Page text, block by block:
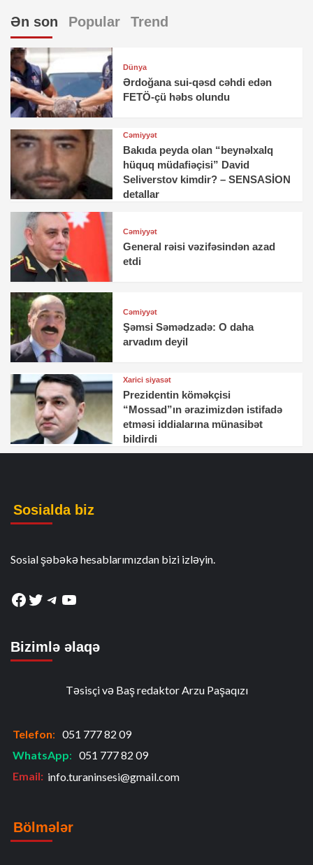
Ən son Popular Trend
Dünya
Ərdoğana sui-qəsd cəhdi edən
FETÖ-çü həbs olundu
Cəmiyyət
Bakıda peyda olan “beynəlxalq
hüquq müdafiəçisi” David
Seliverstov kimdir? – SENSASİON
detallar
Cəmiyyət
General rəisi vəzifəsindən azad
etdi
Cəmiyyət
Şəmsi Səmədzadə: O daha
arvadım deyil
Xarici siyasət
Prezidentin köməkçisi
“Mossad”ın ərazimizdən istifadə
etməsi iddialarına münasibət
bildirdi
Sosialda biz
Sosial şəbəkə hesablarımızdan bizi izləyin.
Facebook
Twitter
Telegram
YouTube
Bizimlə əlaqə
Təsisçi və Baş redaktor Arzu Paşaqızı
Telefon: 051 777 82 09
WhatsApp: 051 777 82 09
Email: info.turaninsesi@gmail.com
Bölmələr